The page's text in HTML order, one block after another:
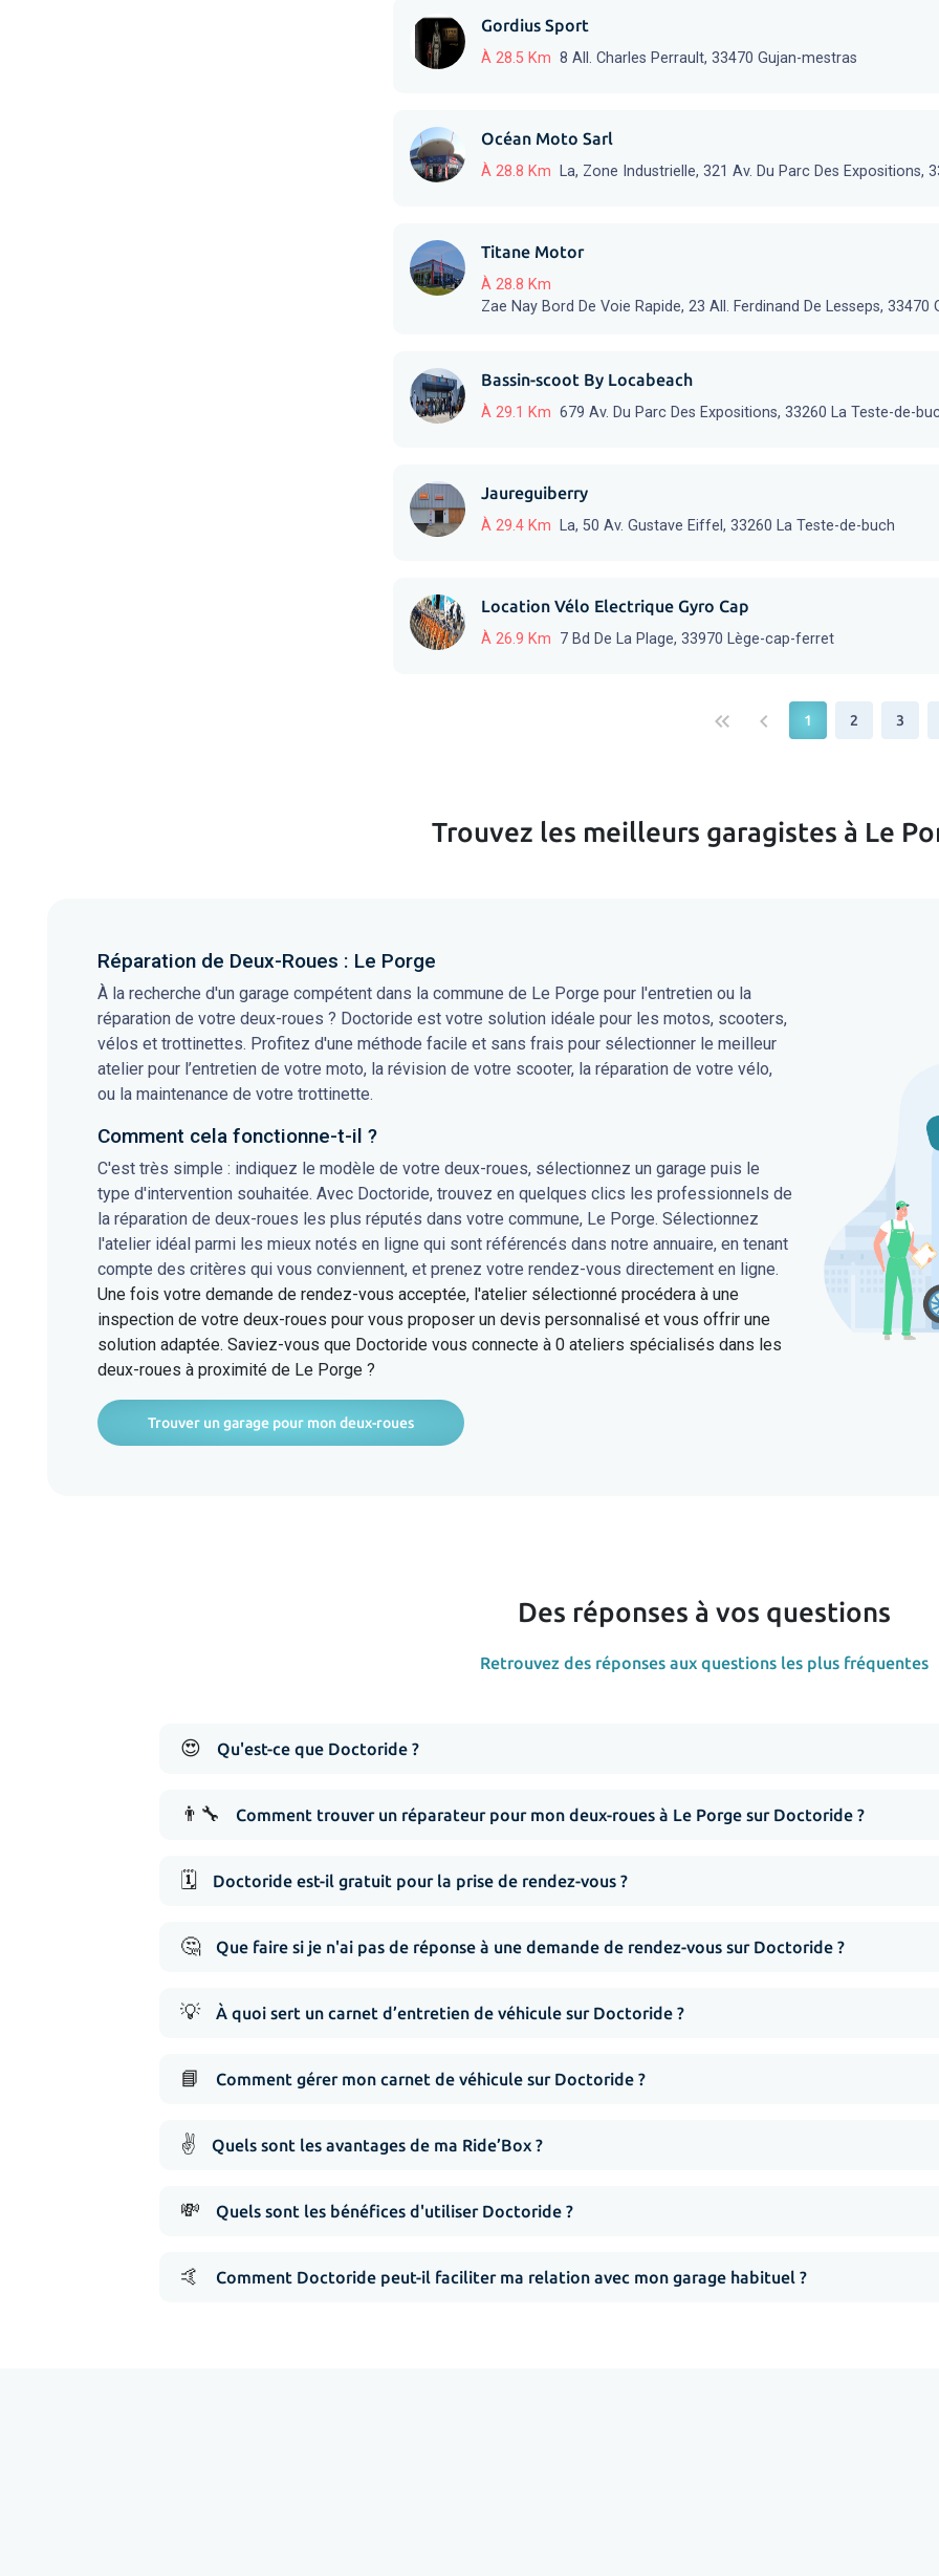
Gordius Sport
À 28.5 Km 8 All. Charles Perrault, 33470 Gujan-mestras
Océan Moto Sarl
À 28.8 Km La, Zone Industrielle, 321 Av. Du Parc Des Expositions,
Titane Motor
À 28.8 Km
Zae Nay Bord De Voie Rapide, 23 All. Ferdinand De Lesseps, 33470
Bassin-scoot By Locabeach
À 29.1 Km 679 Av. Du Parc Des Expositions, 33260 La Teste-de-
Jaureguiberry
À 29.4 Km La, 50 Av. Gustave Eiffel, 33260 La Teste-de-buch
Location Vélo Electrique Gyro Cap
À 26.9 Km 7 Bd De La Plage, 33970 Lège-cap-ferret
keyboard_double_arrow_left keyboard_arrow_left 1 2 3
Trouvez les meilleurs garagistes à Le
Réparation de Deux-Roues : Le Porge
À la recherche d'un garage compétent dans la commune de Le Porge pour l'entretien ou la
réparation de votre deux-roues ? Doctoride est votre solution idéale pour les motos, scooters,
vélos et trottinettes. Profitez d'une méthode facile et sans frais pour sélectionner le meilleur
atelier pour l’entretien de votre moto, la révision de votre scooter, la réparation de votre vélo,
ou la maintenance de votre trottinette.
Comment cela fonctionne-t-il ?
C'est très simple : indiquez le modèle de votre deux-roues, sélectionnez un garage puis le
type d'intervention souhaitée. Avec Doctoride, trouvez en quelques clics les professionnels de
la réparation de deux-roues les plus réputés dans votre commune, Le Porge. Sélectionnez
l'atelier idéal parmi les mieux notés en ligne qui sont référencés dans notre annuaire, en tenant
compte des critères qui vous conviennent, et prenez votre rendez-vous directement en ligne.
Une fois votre demande de rendez-vous acceptée, l'atelier sélectionné procédera à une
inspection de votre deux-roues pour vous proposer un devis personnalisé et vous offrir une
solution adaptée. Saviez-vous que Doctoride vous connecte à 0 ateliers spécialisés dans les
deux-roues à proximité de Le Porge ?
Trouver un garage pour mon deux-roues
Des réponses à vos questions
Retrouvez des réponses aux questions les plus fréquentes
😍 Qu'est-ce que Doctoride ?
👨‍🔧 Comment trouver un réparateur pour mon deux-roues à Le Porge sur Doctoride ?
🗓️ Doctoride est-il gratuit pour la prise de rendez-vous ?
🤔 Que faire si je n'ai pas de réponse à une demande de rendez-vous sur Doctoride ?
💡 À quoi sert un carnet d’entretien de véhicule sur Doctoride ?
📘 Comment gérer mon carnet de véhicule sur Doctoride ?
✌️ Quels sont les avantages de ma Ride’Box ?
💸 Quels sont les bénéfices d'utiliser Doctoride ?
🤙 Comment Doctoride peut-il faciliter ma relation avec mon garage habituel ?